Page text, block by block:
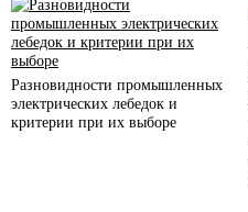
Разновидности промышленных
электрических лебедок и
критерии при их выборе